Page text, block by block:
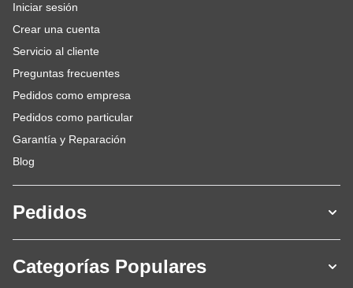
Iniciar sesión
Crear una cuenta
Servicio al cliente
Preguntas frecuentes
Pedidos como empresa
Pedidos como particular
Garantía y Reparación
Blog
Pedidos
Categorías Populares